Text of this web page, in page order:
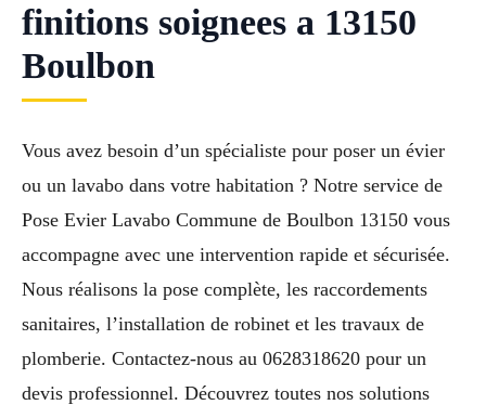
finitions soignees a 13150
Boulbon
Vous avez besoin d’un spécialiste pour poser un évier
ou un lavabo dans votre habitation ? Notre service de
Pose Evier Lavabo Commune de Boulbon 13150 vous
accompagne avec une intervention rapide et sécurisée.
Nous réalisons la pose complète, les raccordements
sanitaires, l’installation de robinet et les travaux de
plomberie. Contactez-nous au 0628318620 pour un
devis professionnel. Découvrez toutes nos solutions